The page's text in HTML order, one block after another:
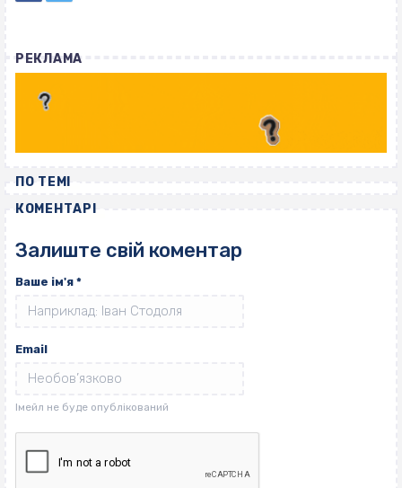
РЕКЛАМА
ПО ТЕМІ
КОМЕНТАРІ
Залиште свій коментар
Ваше ім'я *
Email